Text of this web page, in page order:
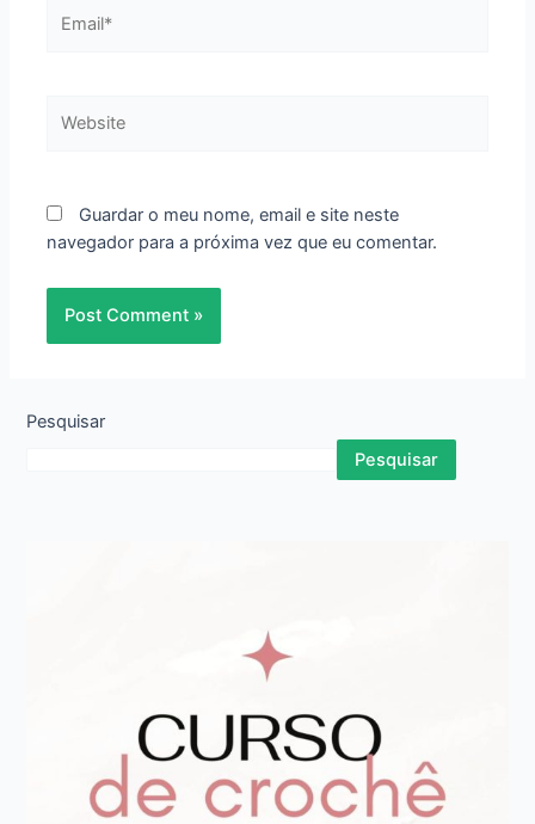
Guardar o meu nome, email e site neste
navegador para a próxima vez que eu comentar.
Pesquisar
Pesquisar